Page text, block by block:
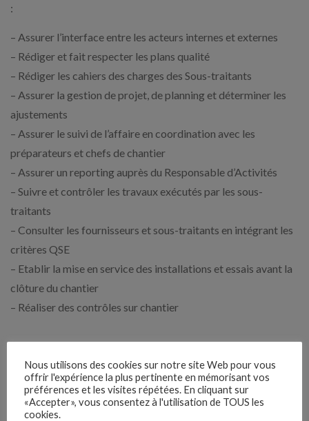
:
– Assurer l’interface entre les acteurs internes et externes
– Rédiger et fait respecter les plans qualité
– Rédiger les cahiers des charges des Sous-traitants
– Assurer la gestion de projet, de planning et déterminer les
ajustements
– Assurer le suivi de l’affaire en coordination avec les
préparateurs et chefs de chantier
– Assurer un reporting auprès du Responsable d’Activités
– Suivre et contrôler les travaux exécutés par les sous-
traitants
– Consulter les fournisseurs et sous-traitants en intégrant les
critères QSE
– Etablir la mise en service des installations et essais avant la
clôture du chantier
– Réaliser des contrôles sur chantier
3 An(s)
Nous utilisons des cookies sur notre site Web pour vous
offrir l'expérience la plus pertinente en mémorisant vos
préférences et les visites répétées. En cliquant sur
«Accepter», vous consentez à l'utilisation de TOUS les
cookies.